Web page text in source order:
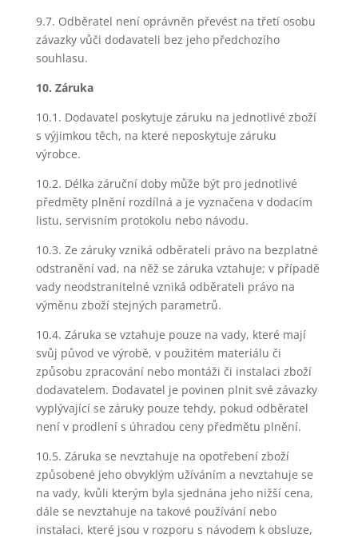
9.7. Odběratel není oprávněn převést na třetí osobu
závazky vůči dodavateli bez jeho předchozího
souhlasu.
10. Záruka
10.1. Dodavatel poskytuje záruku na jednotlivé zboží
s výjimkou těch, na které neposkytuje záruku
výrobce.
10.2. Délka záruční doby může být pro jednotlivé
předměty plnění rozdílná a je vyznačena v dodacím
listu, servisním protokolu nebo návodu.
10.3. Ze záruky vzniká odběrateli právo na bezplatné
odstranění vad, na něž se záruka vztahuje; v případě
vady neodstranitelné vzniká odběrateli právo na
výměnu zboží stejných parametrů.
10.4. Záruka se vztahuje pouze na vady, které mají
svůj původ ve výrobě, v použitém materiálu či
způsobu zpracování nebo montáži či instalaci zboží
dodavatelem. Dodavatel je povinen plnit své závazky
vyplývající se záruky pouze tehdy, pokud odběratel
není v prodlení s úhradou ceny předmětu plnění.
10.5. Záruka se nevztahuje na opotřebení zboží
způsobené jeho obvyklým užíváním a nevztahuje se
na vady, kvůli kterým byla sjednána jeho nižší cena,
dále se nevztahuje na takové používání nebo
instalaci, které jsou v rozporu s návodem k obsluze,